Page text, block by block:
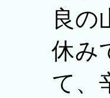
良の
休み
て、